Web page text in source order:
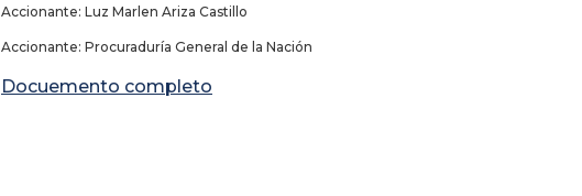
Accionante: Luz Marlen Ariza Castillo
Accionante: Procuraduría General de la Nación
Docuemento completo